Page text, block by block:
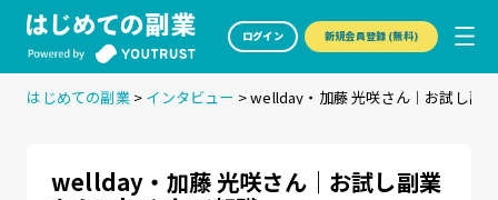
ログイン 新規会員登録 (無料)
はじめての副業> インタビュー >wellday・加藤 光咲さん｜お試し副
wellday・加藤 光咲さん｜お試し副業